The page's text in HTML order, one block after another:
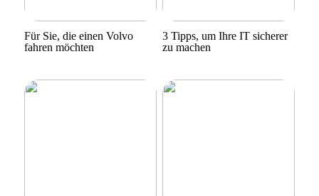
Für Sie, die einen Volvo
fahren möchten
3 Tipps, um Ihre IT sicherer
zu machen